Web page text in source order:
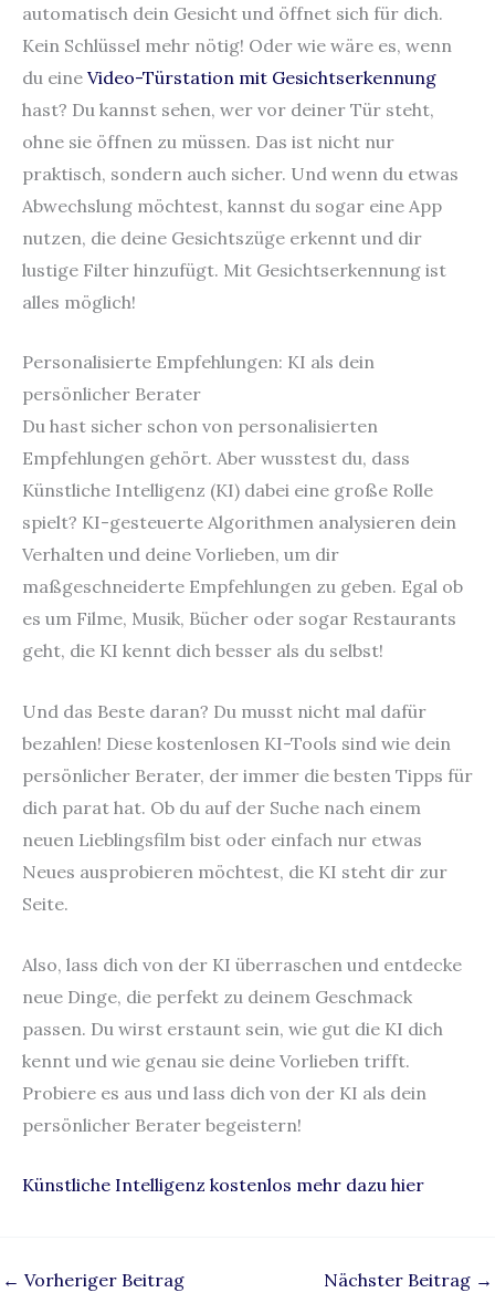
automatisch dein Gesicht und öffnet sich für dich.
Kein Schlüssel mehr nötig! Oder wie wäre es, wenn
du eine Video-Türstation mit Gesichtserkennung
hast? Du kannst sehen, wer vor deiner Tür steht,
ohne sie öffnen zu müssen. Das ist nicht nur
praktisch, sondern auch sicher. Und wenn du etwas
Abwechslung möchtest, kannst du sogar eine App
nutzen, die deine Gesichtszüge erkennt und dir
lustige Filter hinzufügt. Mit Gesichtserkennung ist
alles möglich!
Personalisierte Empfehlungen: KI als dein
persönlicher Berater
Du hast sicher schon von personalisierten
Empfehlungen gehört. Aber wusstest du, dass
Künstliche Intelligenz (KI) dabei eine große Rolle
spielt? KI-gesteuerte Algorithmen analysieren dein
Verhalten und deine Vorlieben, um dir
maßgeschneiderte Empfehlungen zu geben. Egal ob
es um Filme, Musik, Bücher oder sogar Restaurants
geht, die KI kennt dich besser als du selbst!
Und das Beste daran? Du musst nicht mal dafür
bezahlen! Diese kostenlosen KI-Tools sind wie dein
persönlicher Berater, der immer die besten Tipps für
dich parat hat. Ob du auf der Suche nach einem
neuen Lieblingsfilm bist oder einfach nur etwas
Neues ausprobieren möchtest, die KI steht dir zur
Seite.
Also, lass dich von der KI überraschen und entdecke
neue Dinge, die perfekt zu deinem Geschmack
passen. Du wirst erstaunt sein, wie gut die KI dich
kennt und wie genau sie deine Vorlieben trifft.
Probiere es aus und lass dich von der KI als dein
persönlicher Berater begeistern!
Künstliche Intelligenz kostenlos mehr dazu hier
← Vorheriger Beitrag Nächster Beitrag →